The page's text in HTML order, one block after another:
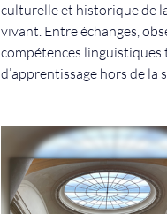
culturelle et historique de
vivant. Entre échanges,
compétences linguistiques
d’apprentissage hors de la